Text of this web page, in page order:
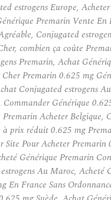
estrogens Europe,
Premarin Vente
Conjugated
combien ça coûte
Premarin, Achat
Premarin 0.625 mg
Conjugated estrogens
Générique
Premarin Acheter
prix réduit 0.625 mg
Pour Acheter
Générique Premarin
Au Maroc,
En France Sans